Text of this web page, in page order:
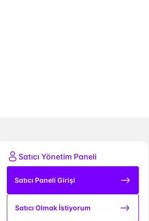
Satıcı Yönetim Paneli
Satıcı Paneli Girişi
Satıcı Olmak İstiyorum